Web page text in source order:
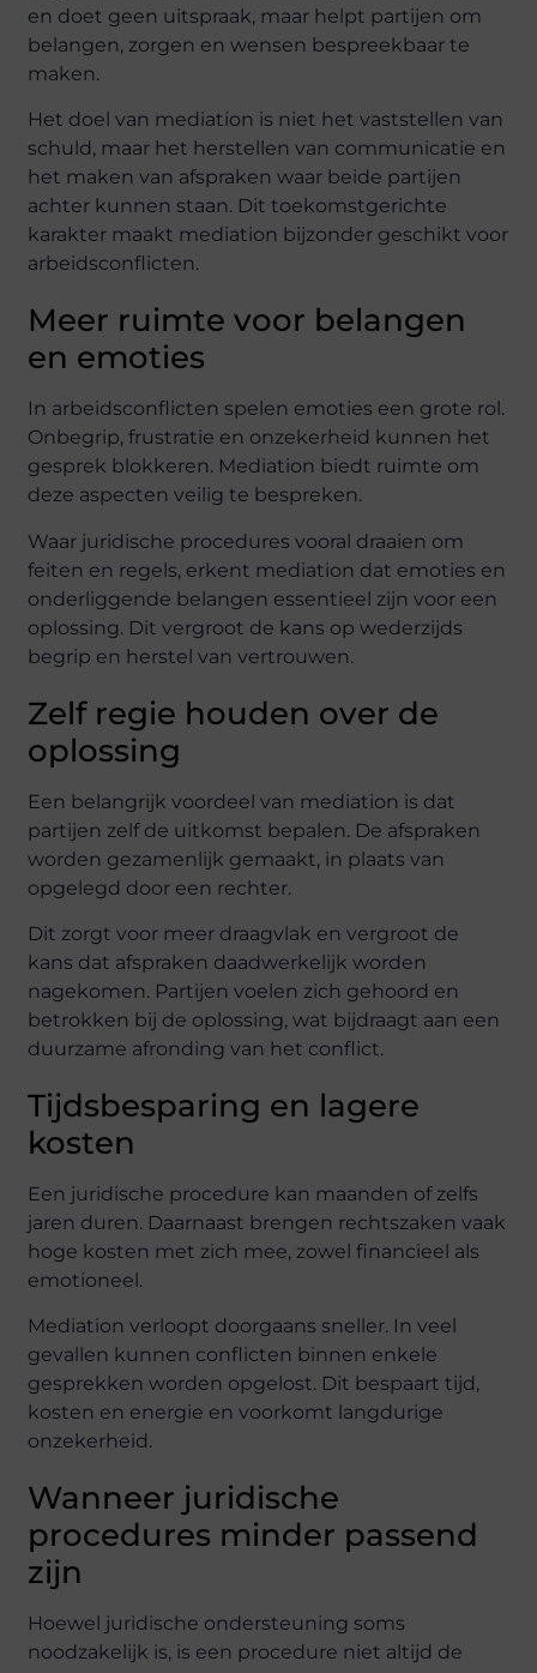
en doet geen uitspraak, maar helpt partijen om
belangen, zorgen en wensen bespreekbaar te
maken.
Het doel van mediation is niet het vaststellen van
schuld, maar het herstellen van communicatie en
het maken van afspraken waar beide partijen
achter kunnen staan. Dit toekomstgerichte
karakter maakt mediation bijzonder geschikt voor
arbeidsconflicten.
Meer ruimte voor belangen
en emoties
In arbeidsconflicten spelen emoties een grote rol.
Onbegrip, frustratie en onzekerheid kunnen het
gesprek blokkeren. Mediation biedt ruimte om
deze aspecten veilig te bespreken.
Waar juridische procedures vooral draaien om
feiten en regels, erkent mediation dat emoties en
onderliggende belangen essentieel zijn voor een
oplossing. Dit vergroot de kans op wederzijds
begrip en herstel van vertrouwen.
Zelf regie houden over de
oplossing
Een belangrijk voordeel van mediation is dat
partijen zelf de uitkomst bepalen. De afspraken
worden gezamenlijk gemaakt, in plaats van
opgelegd door een rechter.
Dit zorgt voor meer draagvlak en vergroot de
kans dat afspraken daadwerkelijk worden
nagekomen. Partijen voelen zich gehoord en
betrokken bij de oplossing, wat bijdraagt aan een
duurzame afronding van het conflict.
Tijdsbesparing en lagere
kosten
Een juridische procedure kan maanden of zelfs
jaren duren. Daarnaast brengen rechtszaken vaak
hoge kosten met zich mee, zowel financieel als
emotioneel.
Mediation verloopt doorgaans sneller. In veel
gevallen kunnen conflicten binnen enkele
gesprekken worden opgelost. Dit bespaart tijd,
kosten en energie en voorkomt langdurige
onzekerheid.
Wanneer juridische
procedures minder passend
zijn
Hoewel juridische ondersteuning soms
noodzakelijk is, is een procedure niet altijd de